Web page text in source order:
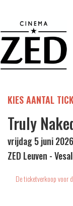
KIES AANTAL
Truly
vrijdag 5 juni
ZED Leuven -
De ticketverkoop voor